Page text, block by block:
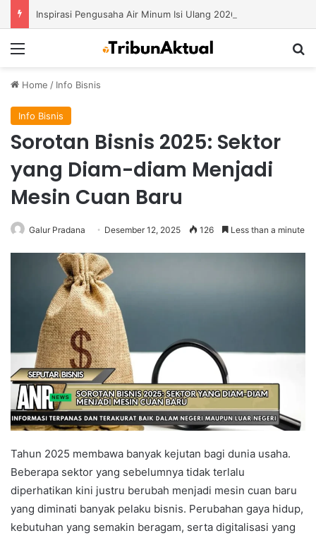
Home / Info Bisnis
Info Bisnis
Sorotan Bisnis 2025: Sektor
yang Diam-diam Menjadi
Mesin Cuan Baru
Galur Pradana Desember 12, 2025 126 Less than a minute
Tahun 2025 membawa banyak kejutan bagi dunia usaha.
Beberapa sektor yang sebelumnya tidak terlalu
diperhatikan kini justru berubah menjadi mesin cuan baru
yang diminati banyak pelaku bisnis. Perubahan gaya hidup,
kebutuhan yang semakin beragam, serta digitalisasi yang